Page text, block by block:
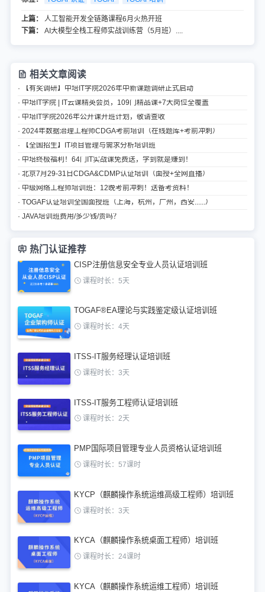
上篇：
人工智能开发全链路课程6月火热开班
下篇：
AI大模型全栈工程师实战训练营（5月班）....
相关文章阅读
· 【有奖调研】中培IT学院2026年中新课题调研正式启动
· 中培IT学院 | IT云课精英会员，109门精品课+7大岗位全覆盖
· 中培IT学院2026年公开课开班计划，敬请查收
· 2024年数据治理工程师CDGA考前培训（在线题库+考前冲刺）
· 【全国招生】IT项目管理与需求分析培训班
· 中培终极福利！64门IT实战课免费送，学到就是赚到！
· 北京7月29-31日CDGA&CDMP认证培训（面授+全网直播）
· 中级网络工程师培训班：12晚考前冲刺！送备考资料！
· TOGAF认证培训全国面授班（上海，杭州，广州，西安......）
· JAVA培训班费用/多少钱/贵吗？
热门认证推荐
CISP注册信息安全专业人员认证培训班
课程时长：5天
TOGAF®EA理论与实践鉴定级认证培训班
课程时长：4天
ITSS-IT服务经理认证培训班
课程时长：3天
ITSS-IT服务工程师认证培训班
课程时长：2天
PMP国际项目管理专业人员资格认证培训班
课程时长：57课时
KYCP（麒麟操作系统运维高级工程师）培训班
课程时长：3天
KYCA（麒麟操作系统桌面工程师）培训班
课程时长：24课时
KYCA（麒麟操作系统运维工程师）培训班